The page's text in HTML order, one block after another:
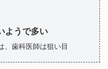
ようで多い
、歯科医師は狙い目